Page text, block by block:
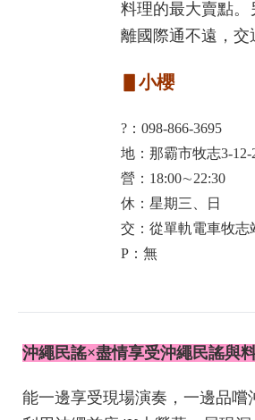
料理的最大賣點。
離國際通不遠，交
▋小櫻
?：098-866-3695
地：那霸市牧志3-12-
營：18:00∼22:30
休：星期三、日
交：從單軌電車牧志
P：無
沖繩民謠×盡情享受沖繩民謠與
能一邊享受現場演奏，一邊品嚐